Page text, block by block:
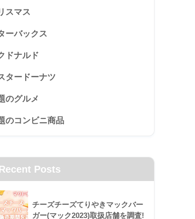
スマス
ーバックス
ドナルド
タードーナツ
のグルメ
のコンビニ商品
Posts
チーズチーズてりやきマックバー
ガー(マック2023)取扱店舗を調査!